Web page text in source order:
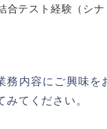
合テスト経験（シ
務内容にご興味を
みてください。